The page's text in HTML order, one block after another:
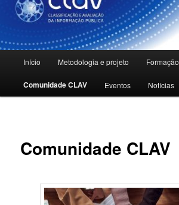
principal
Início Metodologia e projeto Formação
Comunidade CLAV Eventos Notícias
Comunidade CLAV